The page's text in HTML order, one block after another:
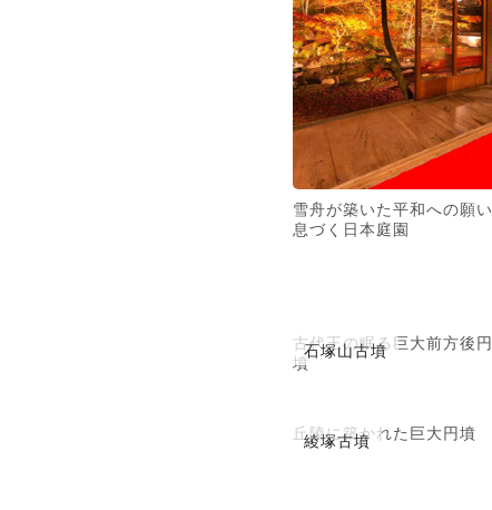
雪舟が築いた平和への願い
息づく日本庭園
石塚山古墳
古代王の眠る巨大前方後円
墳
綾塚古墳
丘陵に築かれた巨大円墳